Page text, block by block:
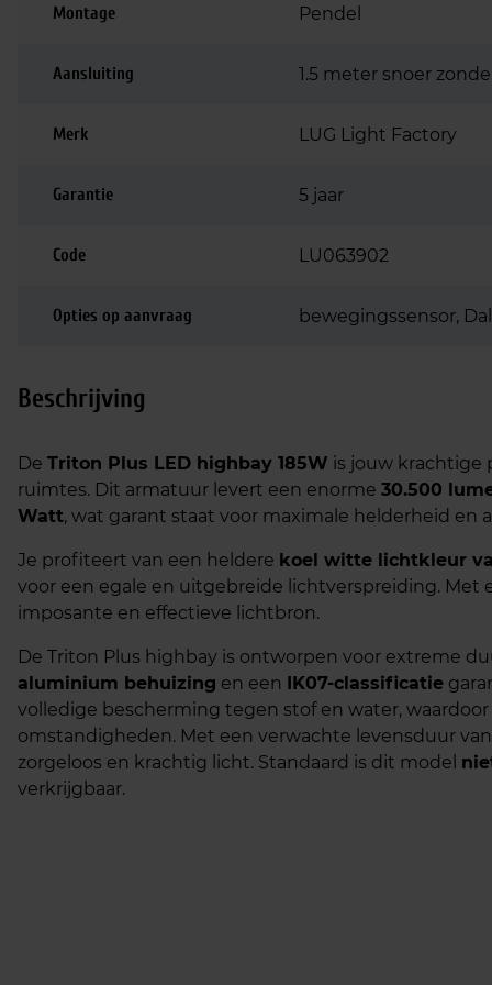
Montage Pendel
Aansluiting 1.5 meter snoer
Merk LUG Light Factory
Garantie 5 jaar
Code LU063902
Opties op aanvraag bewegingssensor,
Beschrijving
De Triton Plus LED highbay 185W is jouw krachtige
ruimtes. Dit armatuur levert een enorme 30.500
Watt, wat garant staat voor maximale helderheid en
Je profiteert van een heldere koel witte lichtkleur
voor een egale en uitgebreide lichtverspreiding. Met
imposante en effectieve lichtbron.
De Triton Plus highbay is ontworpen voor extreme
aluminium behuizing en een IK07-classificatie
volledige bescherming tegen stof en water,
omstandigheden. Met een verwachte levensduur
zorgeloos en krachtig licht. Standaard is dit model
verkrijgbaar.